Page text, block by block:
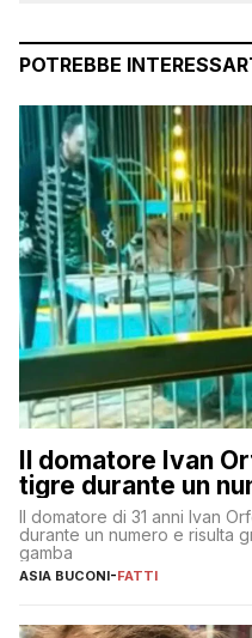
POTREBBE
Il domatore Ivan
tigre durante un
Il domatore di 31 anni Ivan
durante un numero e risulta
gamba
ASIA BUCONI-FATTI